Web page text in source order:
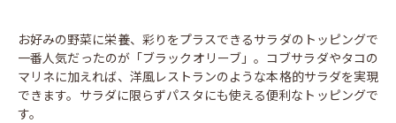
お好みの野菜に栄養、彩りをプラスできるサラダのトッピングで
一番人気だったのが「ブラックオリーブ」。コブサラダやタコの
マリネに加えれば、洋風レストランのような本格的サラダを実現
できます。サラダに限らずパスタにも使える便利なトッピングで
す。